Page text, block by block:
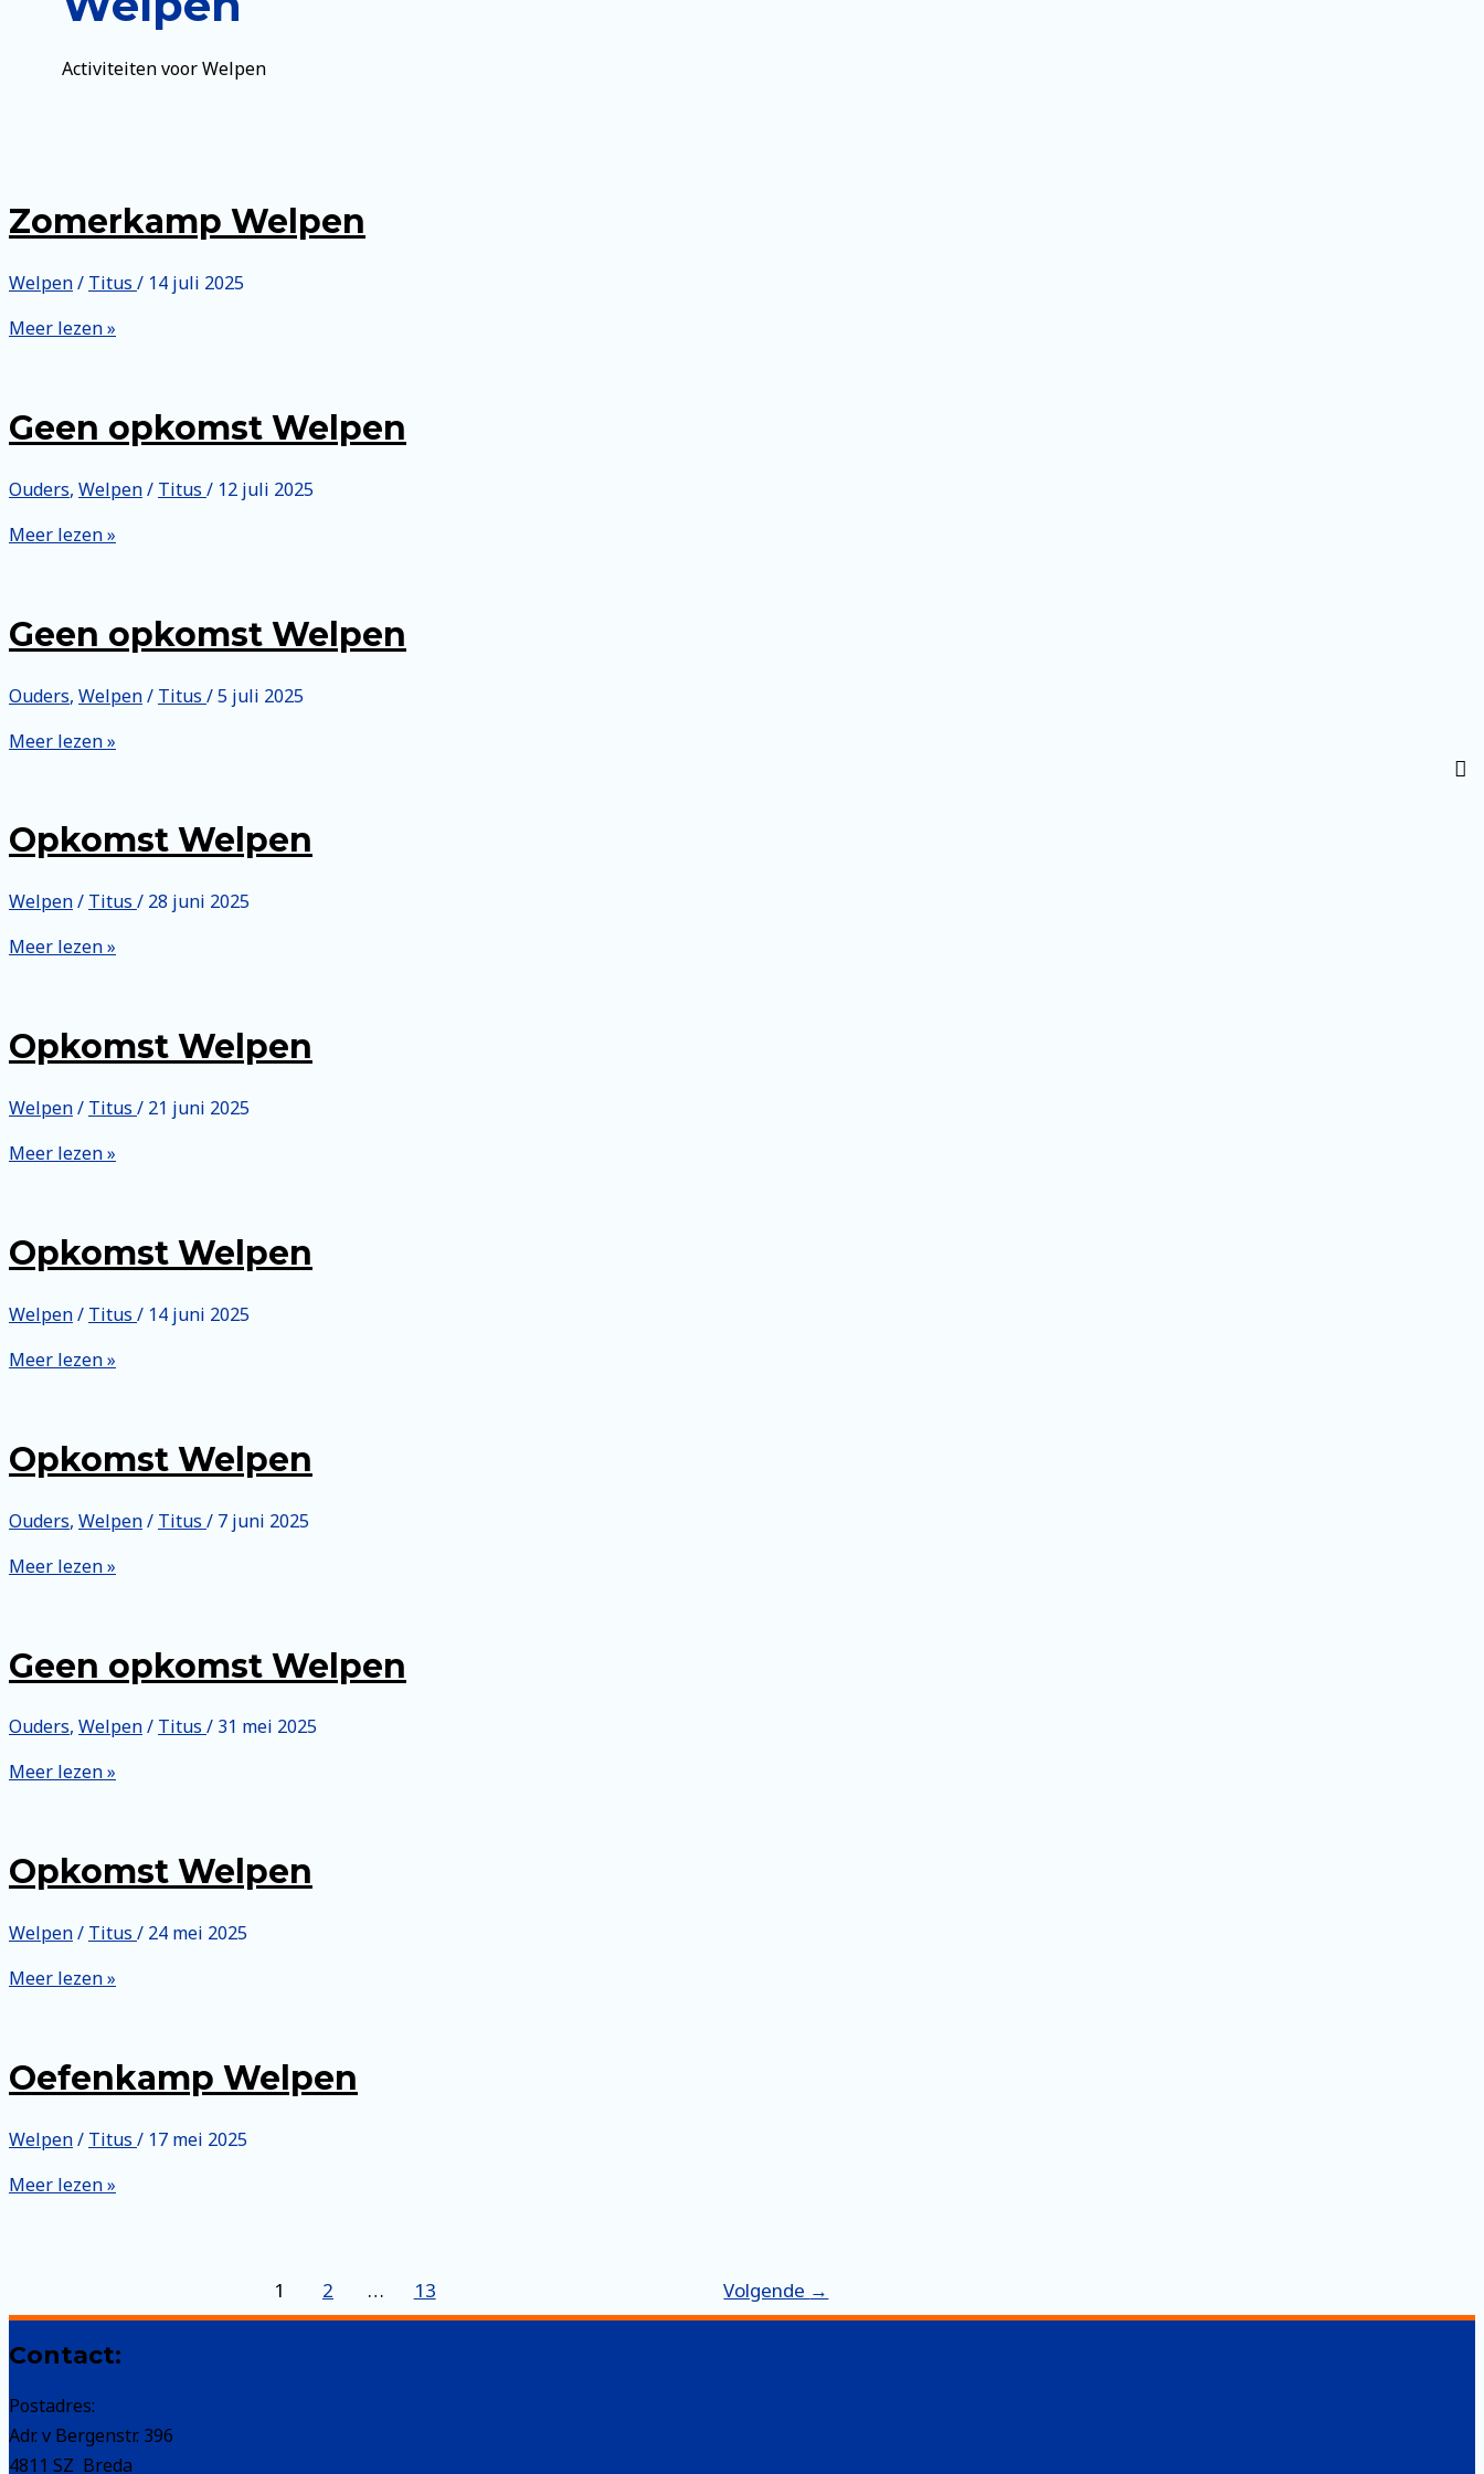
Activiteiten voor Welpen
Zomerkamp Welpen
Welpen/ Titus / 14 juli 2025
Zomerkamp
Meer lezen »
Geen opkomst Welpen
Ouders, Welpen/ Titus / 12 juli 2025
Geen
Meer lezen »
Geen opkomst Welpen
Ouders, Welpen/ Titus /5 juli 2025
Geen
Meer lezen »
Opkomst Welpen
Welpen/ Titus / 28 juni 2025
Opkomst
Meer lezen »
Opkomst Welpen
Welpen/ Titus / 21 juni 2025
Opkomst
Meer lezen »
Opkomst Welpen
Welpen/ Titus / 14 juni 2025
Opkomst
Meer lezen »
Opkomst Welpen
Ouders, Welpen/ Titus / 7 juni 2025
Opkomst
Meer lezen »
Geen opkomst Welpen
Ouders, Welpen/ Titus / 31 mei 2025
Geen
Meer lezen »
Opkomst Welpen
Welpen/ Titus / 24 mei 2025
Opkomst
Meer lezen »
Oefenkamp Welpen
Welpen/ Titus / 17 mei 2025
Oefenkamp
Meer lezen »
paginering
1 2 … 13 Volgende →
Contact:
Postadres:
Adr. v Bergenstr. 396
4811 SZ Breda